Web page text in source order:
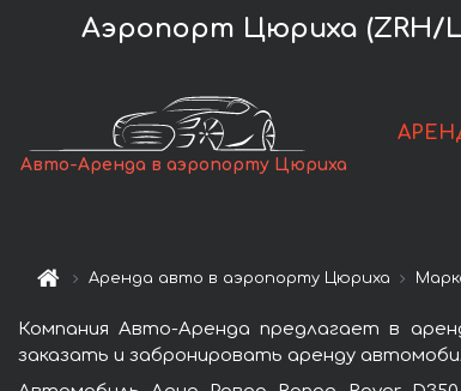
Аэропорт Цюриха (ZRH/
Авто-Аренда в аэропорту Цюриха
Аренда авто в аэропорту Цюриха
Компания Авто-Аренда предлагает в
заказать и забронировать аренду